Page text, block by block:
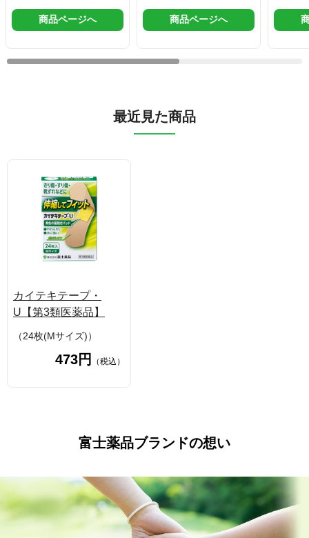
商品ページへ 商品ページへ
最近見た商品
カイテキテープ・
U【第3類医薬品】
（24枚(Mサイズ)）
473円 （税込）
富士薬品ブランドの想い